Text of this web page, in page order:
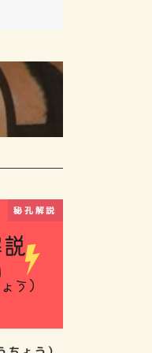
秘孔解説